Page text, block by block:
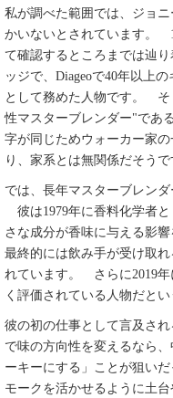
私が調べた範囲では、ジョ
かいないとされています。
て確認するところまでは辿
ッジで、Diageoで40年以上
として務めた人物です。 そ
性マスターブレンダー"であ
字が同じためウォーカー家
り、家系とは無関係だそうで
では、長年マスターブレン
彼は1979年に香料化学者
さな成分が香味に与える影
最終的には飲み手が受け取
れています。 さらに2019年
く評価されている人物だとい
彼の初の仕事として言及さ
で味の方向性を変えるなら
ーキーにする」ことが狙い
モークを活かせるように土